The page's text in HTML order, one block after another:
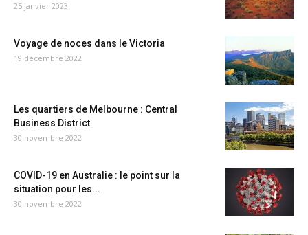
25 janvier 2023
Voyage de noces dans le Victoria
19 décembre 2022
Les quartiers de Melbourne : Central
Business District
30 novembre 2022
COVID-19 en Australie : le point sur la
situation pour les...
30 novembre 2022